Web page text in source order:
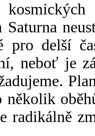
Saturna
pro delší
neboť je
radikálně